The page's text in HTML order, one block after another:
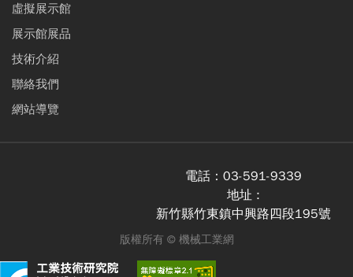
虛擬展示館
展示館展品
技術介紹
聯絡我們
網站導覽
電話： 03-591-9339
地址 :
新竹縣竹東鎮中興路四段195號
版權所有 © 機械工業網